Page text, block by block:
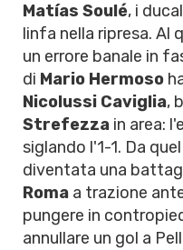
Matías Soulé, i
linfa nella ripresa.
un errore banale in
di Mario Hermoso
Nicolussi Caviglia,
Strefezza in area:
siglando l'1-1. Da
diventata una
Roma a trazione
pungere in
annullare un gol a